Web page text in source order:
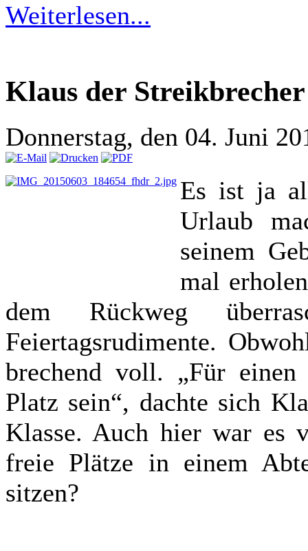
Weiterlesen...
Klaus der Streikbrecher
Donnerstag, den 04. Juni
Es ist ja
Urlaub
seinem
mal
dem Rückweg
Feiertagsrudimente.
brechend voll. „Für
Platz sein“, dachte sich
Klasse. Auch hier war es
freie Plätze in einem
sitzen?